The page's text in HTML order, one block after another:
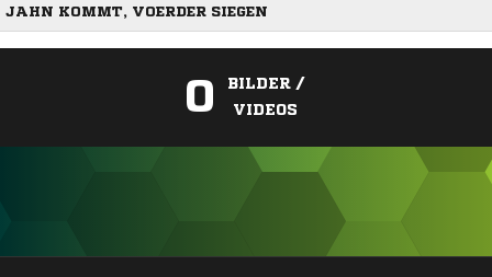
JAHN KOMMT, VOERDER SIEGEN
0
BILDER /
VIDEOS